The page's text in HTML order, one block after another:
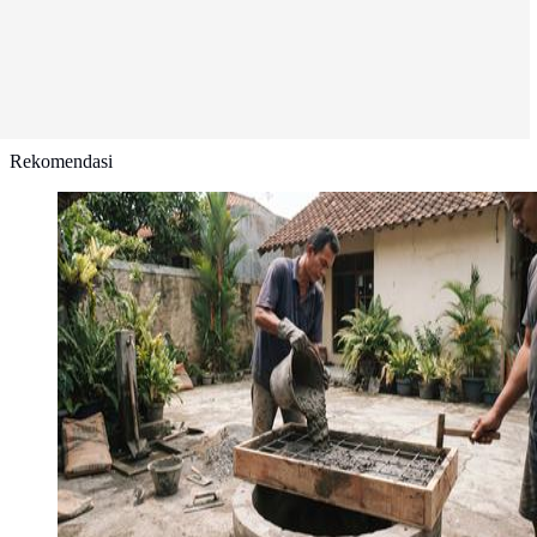
Rekomendasi